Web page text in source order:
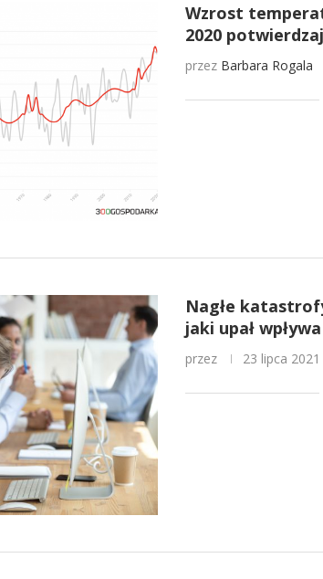
Wzrost
2020
przez Barbara Rogala
Nagłe
jaki upał
przez 23 lipca 2021